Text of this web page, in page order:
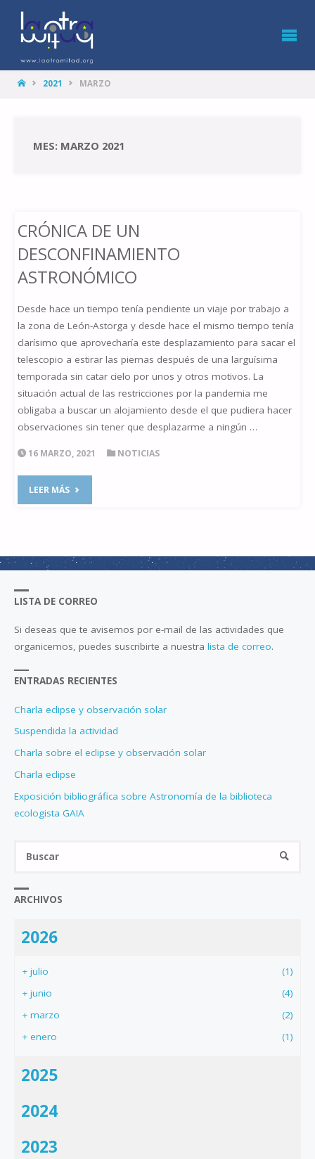
HOME2021 MARZO
MES: MARZO 2021
CRÓNICA DE UN
DESCONFINAMIENTO
ASTRONÓMICO
Desde hace un tiempo tenía pendiente un viaje por trabajo a
la zona de León-Astorga y desde hace el mismo tiempo tenía
clarísimo que aprovecharía este desplazamiento para sacar el
telescopio a estirar las piernas después de una larguísima
temporada sin catar cielo por unos y otros motivos. La
situación actual de las restricciones por la pandemia me
obligaba a buscar un alojamiento desde el que pudiera hacer
observaciones sin tener que desplazarme a ningún …
16 MARZO, 2021 NOTICIAS
LEER MÁS"CRÓNICA
DESCONFINAMIENTO
ASTRONÓMICO"
LISTA DE CORREO
Si deseas que te avisemos por e-mail de las actividades que
organicemos, puedes suscribirte a nuestralista de correo.
ENTRADAS RECIENTES
Charla eclipse y observación solar
Suspendida la actividad
Charla sobre el eclipse y observación solar
Charla eclipse
Exposición bibliográfica sobre Astronomía de la biblioteca
ecologista GAIA
ARCHIVOS
2026
+ julio
(1)
+ junio
(4)
+ marzo
(2)
+ enero (1)
2025
2024
2023